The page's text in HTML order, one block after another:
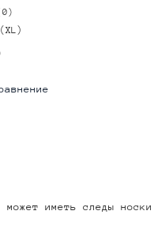
может иметь следы носки.